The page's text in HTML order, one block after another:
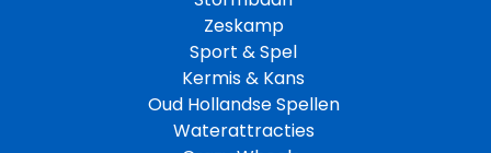
Zeskamp
Sport & Spel
Kermis & Kans
Oud Hollandse Spellen
Waterattracties